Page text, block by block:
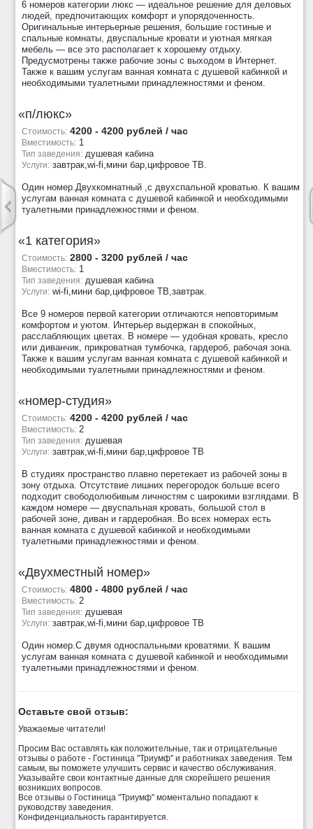
6 номеров категории люкс — идеальное решение для деловых
людей, предпочитающих комфорт и упорядоченность.
Оригинальные интерьерные решения, большие гостиные и
спальные комнаты, двуспальные кровати и уютная мягкая
мебель — все это располагает к хорошему отдыху.
Предусмотрены также рабочие зоны с выходом в Интернет.
Также к вашим услугам ванная комната с душевой кабинкой и
необходимыми туалетными принадлежностями и феном.
«п/люкс»
Стоимость: 4200 - 4200 рублей / час
Вместимость: 1
Тип заведения: душевая кабина
Услуги: завтрак,wi-fi,мини бар,цифровое ТВ.
Один номер.Двухкомнатный ,с двухспальной кроватью. К вашим
услугам ванная комната с душевой кабинкой и необходимыми
туалетными принадлежностями и феном.
«1 категория»
Стоимость: 2800 - 3200 рублей / час
Вместимость: 1
Тип заведения: душевая кабина
Услуги: wi-fi,мини бар,цифровое ТВ,завтрак.
Все 9 номеров первой категории отличаются неповторимым
комфортом и уютом. Интерьер выдержан в спокойных,
расслабляющих цветах. В номере — удобная кровать, кресло
или диванчик, прикроватная тумбочка, гардероб, рабочая зона.
Также к вашим услугам ванная комната с душевой кабинкой и
необходимыми туалетными принадлежностями и феном.
«номер-студия»
Стоимость: 4200 - 4200 рублей / час
Вместимость: 2
Тип заведения: душевая
Услуги: завтрак,wi-fi,мини бар,цифровое ТВ
В студиях пространство плавно перетекает из рабочей зоны в
зону отдыха. Отсутствие лишних перегородок больше всего
подходит свободолюбивым личностям с широкими взглядами. В
каждом номере — двуспальная кровать, большой стол в
рабочей зоне, диван и гардеробная. Во всех номерах есть
ванная комната с душевой кабинкой и необходимыми
туалетными принадлежностями и феном.
«Двухместный номер»
Стоимость: 4800 - 4800 рублей / час
Вместимость: 2
Тип заведения: душевая
Услуги: завтрак,wi-fi,мини бар,цифровое ТВ
Один номер.С двумя односпальными кроватями. К вашим
услугам ванная комната с душевой кабинкой и необходимыми
туалетными принадлежностями и феном.
Оставьте свой отзыв:
Уважаемые читатели!
Просим Вас оставлять как положительные, так и отрицательные
отзывы о работе - Гостиница "Триумф" и работниках заведения. Тем
самым, вы поможете улучшить сервис и качество обслуживания.
Указывайте свои контактные данные для скорейшего решения
возникших вопросов.
Все отзывы о Гостиница "Триумф" моментально попадают к
руководству заведения.
Конфиденциальность гарантируется.